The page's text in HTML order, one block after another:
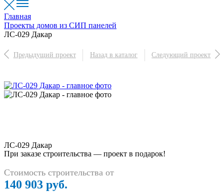
Главная
Проекты домов из СИП панелей
ЛС-029 Дакар
Предыдущий проект Назад в каталог Следующий проект
ЛС-029 Дакар
При заказе строительства — проект в подарок!
Стоимость строительства от
140 903 руб.